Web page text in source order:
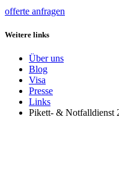
offerte anfragen
Weitere links
Über uns
Blog
Visa
Presse
Links
Pikett- & Notfalldienst